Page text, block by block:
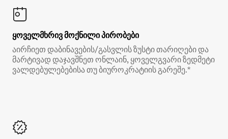
ყოველმხრივ მოქნილი პირობები
აირჩიეთ დაბინავების/გასვლის ზუსტი თარიღები და
მარტივად დაჯავშნეთ ონლაინ, ყოველგვარი ზედმეტი
ვალდებულებებისა თუ ბიუროკრატიის გარეშე.*